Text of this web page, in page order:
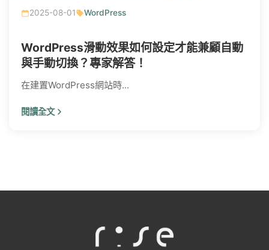
2025-08-01 WordPress
WordPress滑動效果如何設定才能兼顧自動
與手動切換？專家解答！
在建置WordPress網站時...
閱讀全文